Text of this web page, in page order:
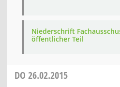
Niederschrift
öffentlicher Teil
DO 26.02.2015